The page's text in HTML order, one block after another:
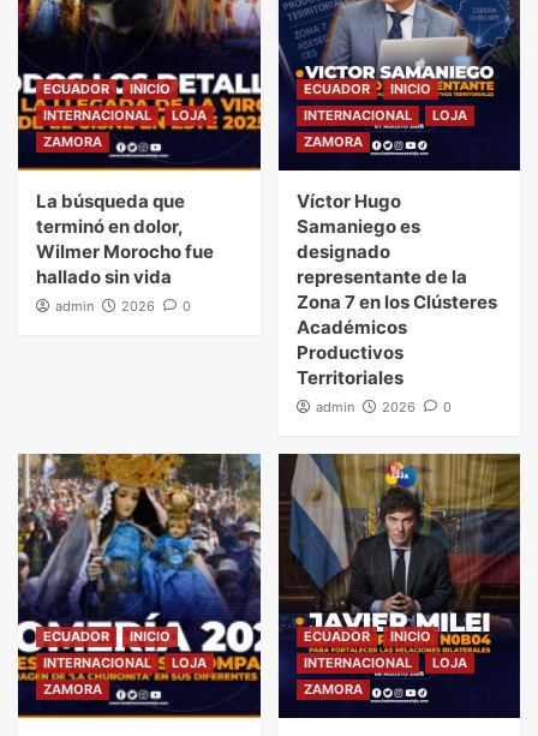
ECUADOR
INICIO
INTERNACIONAL
LOJA
ZAMORA
La búsqueda que
terminó en dolor,
Wilmer Morocho fue
hallado sin vida
admin 2026 0
ECUADOR
INICIO
INTERNACIONAL
LOJA
ZAMORA
Víctor Hugo
Samaniego es
designado
representante de la
Zona 7 en los Clústeres
Académicos
Productivos
Territoriales
admin 2026 0
ECUADOR
INICIO
INTERNACIONAL
LOJA
ZAMORA
ECUADOR
INICIO
INTERNACIONAL
LOJA
ZAMORA